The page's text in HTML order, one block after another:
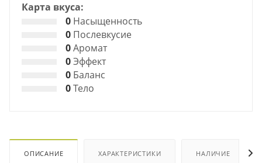
Карта вкуса:
0 Насыщенность
0 Послевкусие
0Аромат
0Эффект
0 Баланс
0Тело
ОПИСАНИЕ ХАРАКТЕРИСТИКИ НАЛИЧИЕ